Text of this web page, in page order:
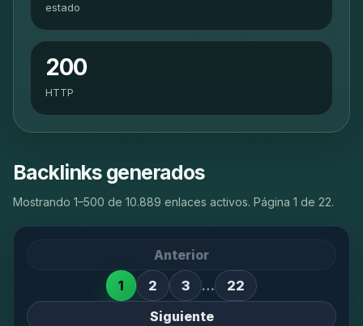
estado
200
HTTP
Backlinks generados
Mostrando 1–500 de 10.889 enlaces activos. Página 1 de 22.
Anterior
1
2 3 …
22
Siguiente